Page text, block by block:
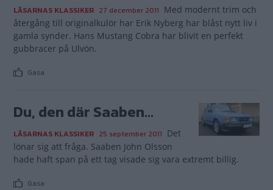
LÄSARNAS KLASSIKER 27 december 2011 Med modernt trim och
återgång till originalkulör har Erik Nyberg har blåst nytt liv i
gamla synder. Hans Mustang Cobra har blivit en perfekt
gubbracer på Ulvön.
Gasa
Du, den där Saaben...
LÄSARNAS KLASSIKER 25 september 2011 Det
lönar sig att fråga. Saaben John Olsson
hade haft span på ett tag visade sig vara extremt billig.
Gasa